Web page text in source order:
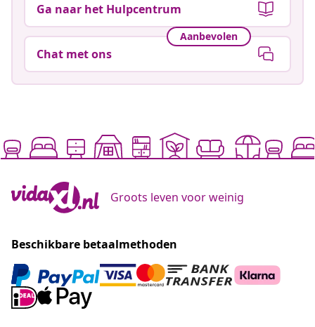
Ga naar het Hulpcentrum
Aanbevolen
Chat met ons
Groots leven voor weinig
Beschikbare betaalmethoden